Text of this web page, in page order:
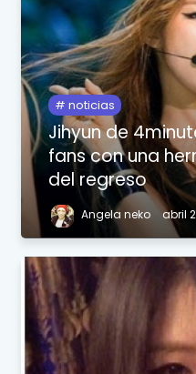
noticias
Jihyun de
fans con una
del regreso
Angela neko abril